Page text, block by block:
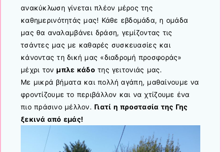
ανακύκλωση γίνεται πλέον μέρος της
καθημερινότητάς μας! Κάθε εβδομάδα, η ομάδα
μας θα αναλαμβάνει δράση, γεμίζοντας τις
τσάντες μας με καθαρές συσκευασίες και
κάνοντας τη δική μας «διαδρομή προσφοράς»
μέχρι τονμπλε κάδο της γειτονιάς μας.
Με μικρά βήματα και πολλή αγάπη, μαθαίνουμε να
φροντίζουμε το περιβάλλον και να χτίζουμε ένα
πιο πράσινο μέλλον.Γιατί η προστασία της Γης
ξεκινά από εμάς!